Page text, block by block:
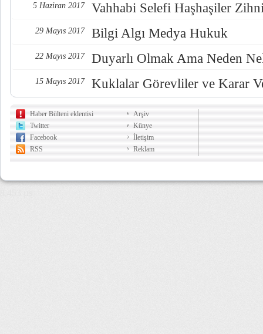
5 Haziran 2017 Vahhabi Selefi Haşhaşiler
29 Mayıs 2017 Bilgi Algı Medya Hukuk
22 Mayıs 2017 Duyarlı Olmak Ama Neden
15 Mayıs 2017 Kuklalar Görevliler ve Karar
Haber Bülteni eklentisi
Twitter
Facebook
RSS
Arşiv
Künye
İletişim
Reklam